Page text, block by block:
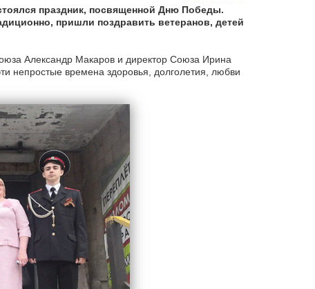
праздник, посвященной Дню Победы.
пришли поздравить ветеранов, детей
Александр Макаров и директор Союза Ирина
непростые времена здоровья, долголетия, любви